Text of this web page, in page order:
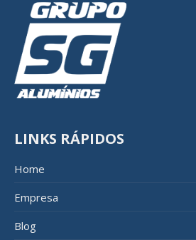
LINKS RÁPIDOS
Home
Empresa
Blog